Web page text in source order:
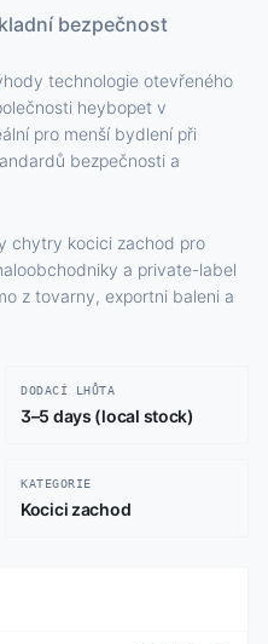
bezpečnost
technologie otevřeného
heybopet v
pro menší bydlení při
bezpečnosti a
chytry kocici zachod pro
a private-label
z tovarny, exportni baleni a
DODACÍ LHŮTA
3–5 days (local stock)
KATEGORIE
Kocici zachod